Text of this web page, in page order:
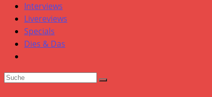
Interviews
Livereviews
Specials
Dies & Das